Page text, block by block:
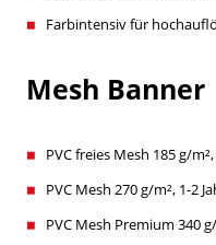
Farbintensiv für
Mesh Banner
PVC freies Mesh 185 g/
PVC Mesh 270 g/m², 1-2
PVC Mesh Premium 340